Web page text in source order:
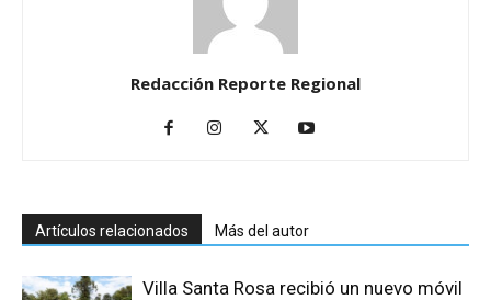
Redacción Reporte Regional
Artículos relacionados Más del autor
Villa Santa Rosa recibió un nuevo móvil